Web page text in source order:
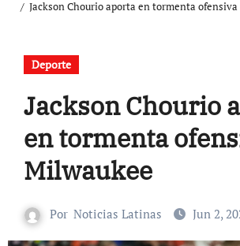
Jackson Chourio aporta en tormenta
Deporte
Jackson Chourio
en tormenta
Milwaukee
Por Noticias Latinas Jun 2,